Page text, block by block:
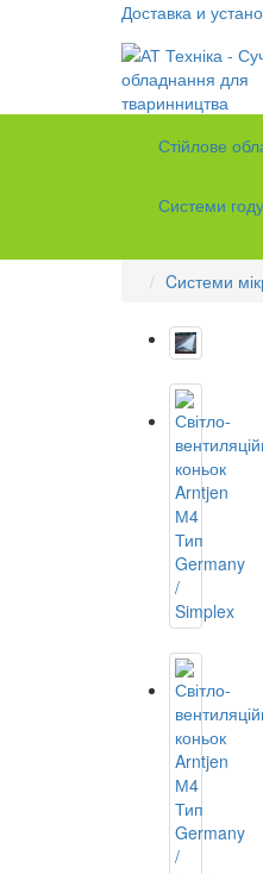
Доставка и
Стійлове
Системи
Cистеми